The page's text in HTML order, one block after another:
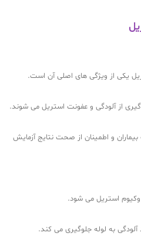
یکی از ویژگی های اصلی آن است.
از آلودگی و عفونت استریل می شوند.
و اطمینان از صحت نتایج آزمایش
استریل می شود.
آلودگی به لوله جلوگیری می کند.